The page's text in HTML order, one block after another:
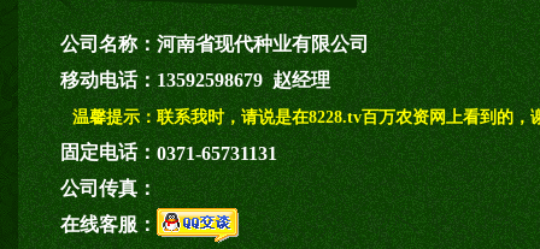
公司名称：河南省现代种业有限公司
移动电话：13592598679 赵经理
温馨提示： 联系我时，请说是在8228.tv百万农资网上看到的，
固定电话：0371-65731131
公司传真：
在线客服：